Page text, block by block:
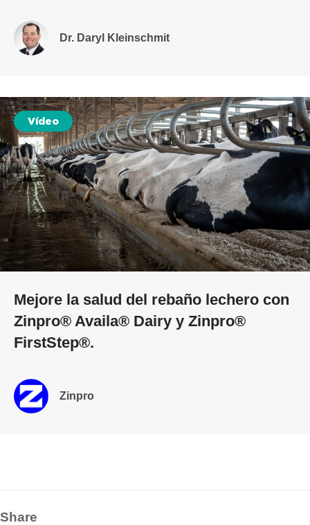
Dr. Daryl Kleinschmit
Vídeo
Mejore la salud del rebaño lechero con
Zinpro® Availa® Dairy y Zinpro®
FirstStep®.
Zinpro
Share